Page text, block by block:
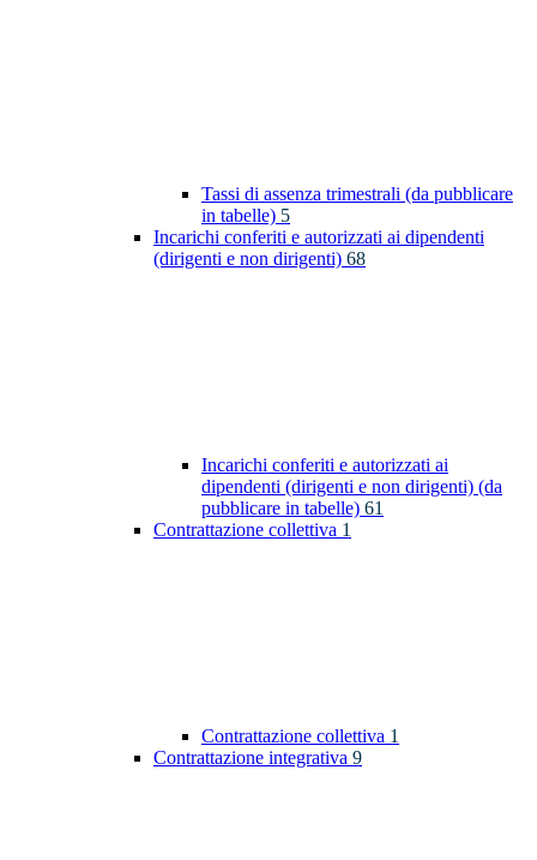
Tassi di assenza trimestrali (da pubblicare
in tabelle) 5
Incarichi conferiti e autorizzati ai dipendenti
(dirigenti e non dirigenti) 68
Incarichi conferiti e autorizzati ai
dipendenti (dirigenti e non dirigenti) (da
pubblicare in tabelle) 61
Contrattazione collettiva 1
Contrattazione collettiva 1
Contrattazione integrativa 9